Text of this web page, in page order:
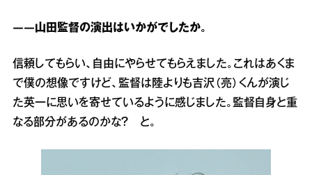
――山田監督の演出はいかがでしたか。
信頼してもらい、自由にやらせてもらえました。これはあくま
で僕の想像ですけど、監督は陸よりも吉沢（亮）くんが演じ
た英一に思いを寄せているように感じました。監督自身と重
なる部分があるのかな？ と。